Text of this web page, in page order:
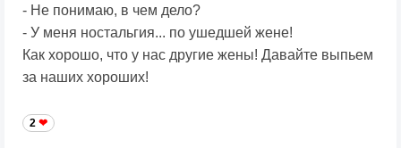
- Не понимаю, в чем дело?
- У меня ностальгия... по ушедшей жене!
Как хорошо, что у нас другие жены! Давайте выпьем
за наших хороших!
2